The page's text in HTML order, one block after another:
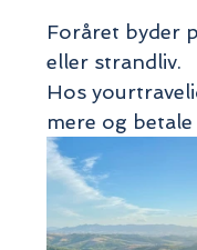
Foråret byder
eller strandliv.
Hos
mere og